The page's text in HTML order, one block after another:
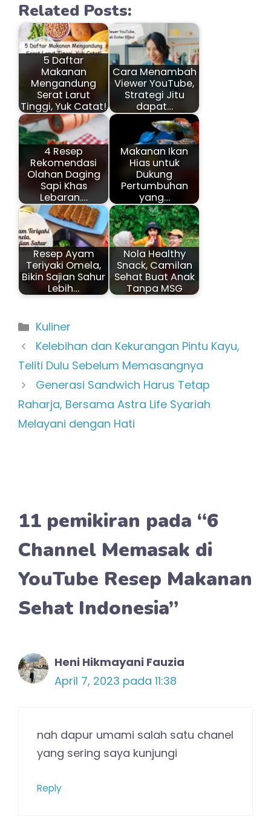
Related Posts:
5 Daftar
Makanan
Mengandung
Serat Larut
Tinggi, Yuk Catat!
Cara Menambah
Viewer YouTube,
Strategi Jitu
dapat…
4 Resep
Rekomendasi
Olahan Daging
Sapi Khas
Lebaran.…
Makanan Ikan
Hias untuk
Dukung
Pertumbuhan
yang…
Resep Ayam
Teriyaki Omela,
Bikin Sajian Sahur
Lebih…
Nola Healthy
Snack, Camilan
Sehat Buat Anak
Tanpa MSG
Kategori
Kuliner
Kelebihan dan Kekurangan Pintu Kayu,
Teliti Dulu Sebelum Memasangnya
Generasi Sandwich Harus Tetap
Raharja, Bersama Astra Life Syariah
Melayani dengan Hati
11 pemikiran pada “6
Channel Memasak di
YouTube Resep Makanan
Sehat Indonesia”
Heni Hikmayani Fauzia
April 7, 2023 pada 11:38
nah dapur umami salah satu chanel
yang sering saya kunjungi
Reply